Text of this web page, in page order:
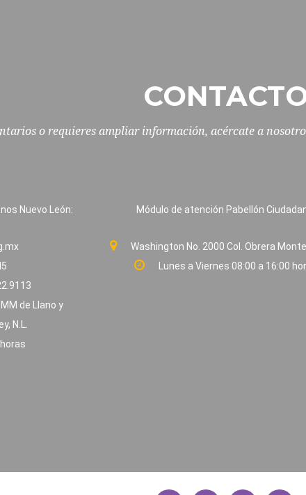
o requieres ampliar información, acércate a
Nuevo León:
de Llano y
N.L.
Módulo de atención Pabellón
Washington No. 2000 Col. Obrera
Lunes a Viernes 08:00 a 16:00